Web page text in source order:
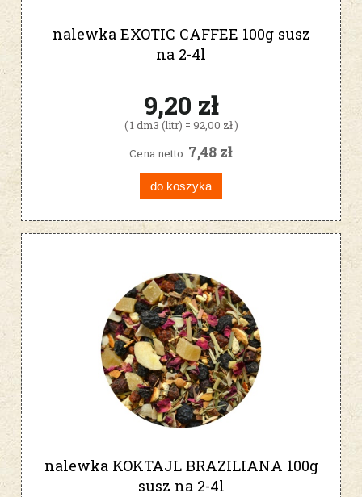
nalewka EXOTIC CAFFEE 100g susz
na 2-4l
9,20 zł
( 1 dm3 (litr) = 92,00 zł )
Cena netto: 7,48 zł
do koszyka
nalewka KOKTAJL BRAZILIANA 100g
susz na 2-4l